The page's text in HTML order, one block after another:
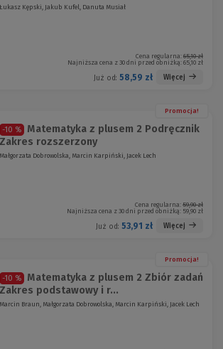
Łukasz Kępski, Jakub Kufel, Danuta Musiał
Cena regularna: 65,10 zł
Najniższa cena z 30 dni przed obniżką: 65,10 zł
Już od: 58,59 zł Więcej
Promocja!
-10 %
Matematyka z plusem 2 Podręcznik
Zakres rozszerzony
Małgorzata Dobrowolska, Marcin Karpiński, Jacek Lech
Cena regularna: 59,90 zł
Najniższa cena z 30 dni przed obniżką: 59,90 zł
Już od: 53,91 zł Więcej
Promocja!
-10 %
Matematyka z plusem 2 Zbiór zadań
Zakres podstawowy i r...
Marcin Braun, Małgorzata Dobrowolska, Marcin Karpiński, Jacek Lech